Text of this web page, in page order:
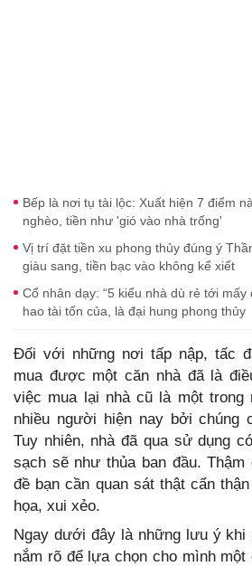
Bếp là nơi tụ tài lộc: Xuất hiện 7 điểm
nghèo, tiền như 'gió vào nhà trống'
Vị trí đặt tiền xu phong thủy đúng ý
giàu sang, tiền bạc vào không kể xiết
Cổ nhân dạy: “5 kiểu nhà dù rẻ tới mấy
hao tài tốn của, là đại hung phong thủy
Đối với những nơi tấp nập, tấc
mua được một căn nhà đã là
việc mua lại nhà cũ là một trong
nhiều người hiện nay bởi chúng
Tuy nhiên, nhà đã qua sử dụng
sạch sẽ như thủa ban đầu.
đề bạn cần quan sát thật cẩn
họa, xui xẻo.
Ngay dưới đây là những lưu ý khi
nắm rõ để lựa chọn cho mình